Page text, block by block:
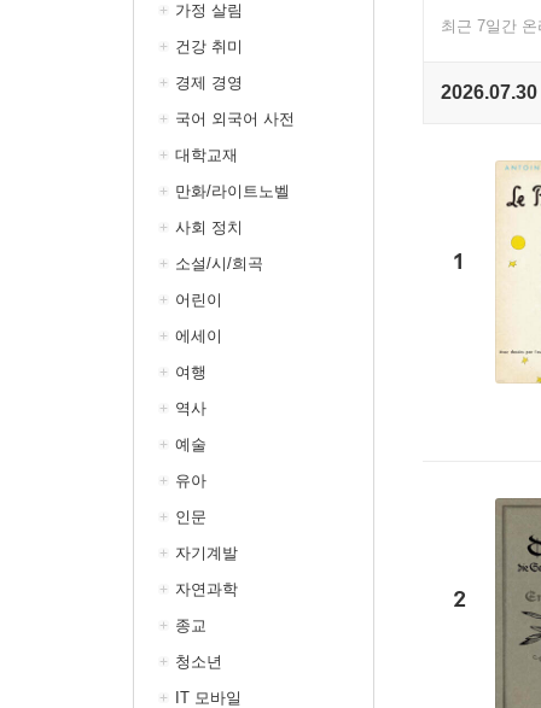
가정 살림
건강 취미
경제 경영
국어 외국어 사전
대학교재
만화/라이트노벨
사회 정치
소설/시/희곡
어린이
에세이
여행
역사
예술
유아
인문
자기계발
자연과학
종교
청소년
IT 모바일
최근 7일간
1
2